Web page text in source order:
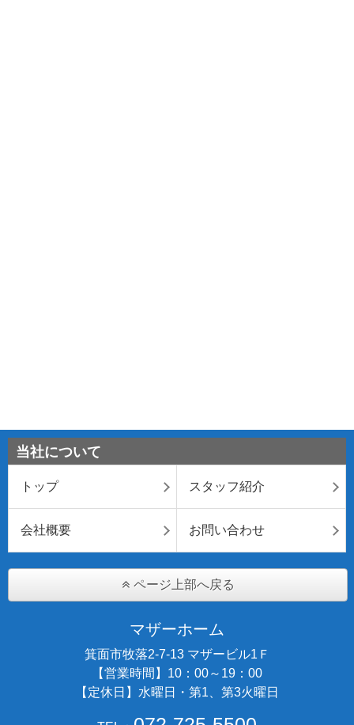
当社について
トップ スタッフ紹介
会社概要 お問い合わせ
ページ上部へ戻る
マザーホーム
箕面市牧落2-7-13 マザービル1Ｆ
【営業時間】10：00～19：00
【定休日】水曜日・第1、第3火曜日